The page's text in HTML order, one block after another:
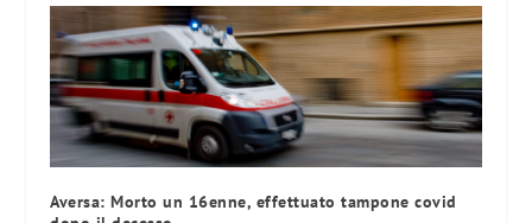
Aversa: Morto un 16enne, effettuato tampone covid